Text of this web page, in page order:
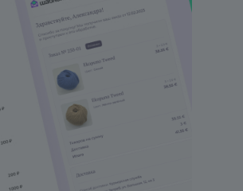
“Шаблоникс.Письма”.
Или обратиться за помощью в
telegram: @shabloniks_nan